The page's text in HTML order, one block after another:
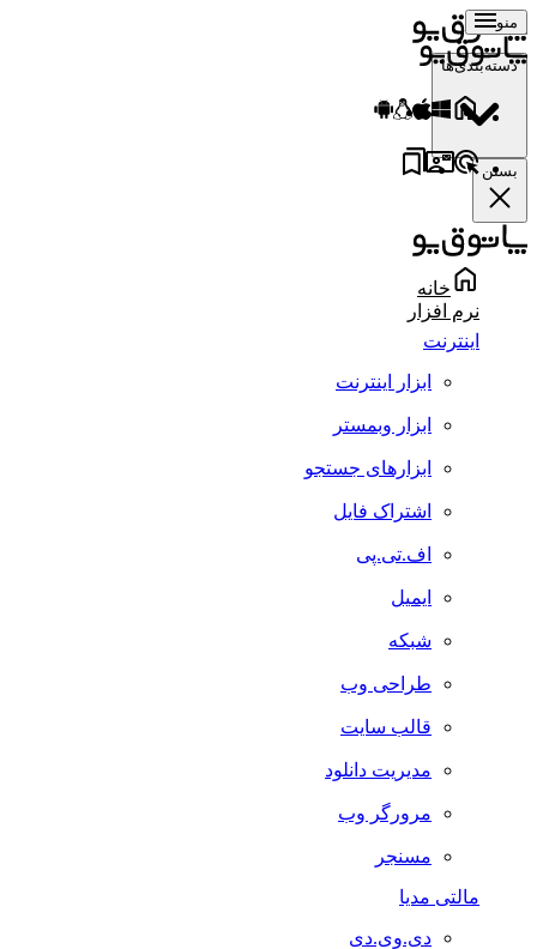
منو
دسته‌بندی‌ها
بستن
خانه
نرم افزار
اینترنت
ابزار اینترنت
ابزار وبمستر
ابزارهای جستجو
اشتراک فایل
اف.تی.پی
ایمیل
شبکه
طراحی وب
قالب سایت
مدیریت دانلود
مرورگر وب
مسنجر
مالتی مدیا
دی.وی.دی